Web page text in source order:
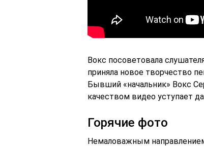
Вокс посоветовала
приняла новое творчество
Бывший «начальник» Вокс
качеством видео уступает
Горячие фото
Немаловажным